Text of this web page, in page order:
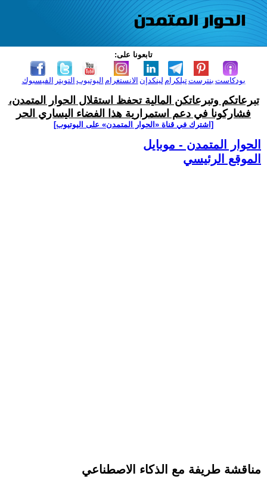
تابعونا على:
الفيسبوك التويتر اليوتيوب الانستغرام لينكدإن تيلكرامبنترست بودكاست
تبرعاتكم وتبرعاتكن المالية تحفظ استقلال الحوار المتمدن،
فشاركونا في دعم استمرارية هذا الفضاء اليساري الحر
[اشترك في قناة ‫«الحوار المتمدن» على اليوتيوب]
الحوار المتمدن - موبايل
الموقع الرئيسي
مناقشة طريفة مع الذكاء الاصطناعي